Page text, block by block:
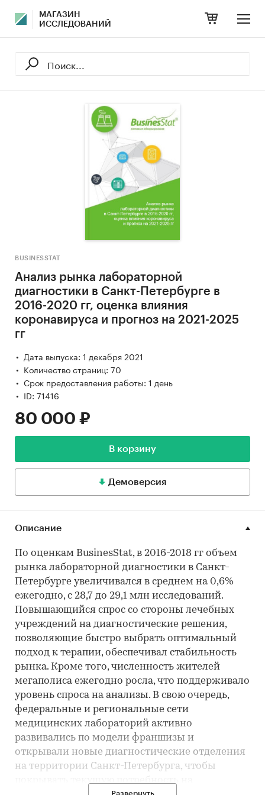
МАГАЗИН
ИССЛЕДОВАНИЙ
BUSINESSTAT
Анализ рынка лабораторной
диагностики в Санкт-Петербурге в
2016-2020 гг, оценка влияния
коронавируса и прогноз на 2021-2025
гг
Дата выпуска: 1 декабря 2021
Количество страниц: 70
Срок предоставления работы: 1 день
ID: 71416
80 000 ₽
В корзину
Демоверсия
Описание
По оценкам BusinesStat, в 2016-2018 гг объем
рынка лабораторной диагностики в Санкт-
Петербурге увеличивался в среднем на 0,6%
ежегодно, с 28,7 до 29,1 млн исследований.
Повышающийся спрос со стороны лечебных
учреждений на диагностические решения,
позволяющие быстро выбрать оптимальный
подход к терапии, обеспечивал стабильность
рынка. Кроме того, численность жителей
мегаполиса ежегодно росла, что поддерживало
уровень спроса на анализы. В свою очередь,
федеральные и региональные сети
медицинских лабораторий активно
развивались по модели франшизы и
открывали новые диагностические отделения
на территории Санкт-Петербурга, чтобы
Развернуть